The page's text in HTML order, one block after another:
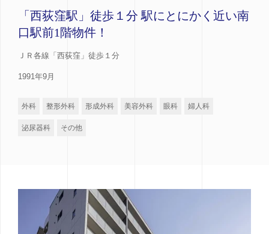
「西荻窪駅」徒歩１分 駅にとにかく近い南
口駅前1階物件！
ＪＲ各線「西荻窪」徒歩１分
1991年9月
外科 整形外科 形成外科 美容外科 眼科 婦人科
泌尿器科 その他